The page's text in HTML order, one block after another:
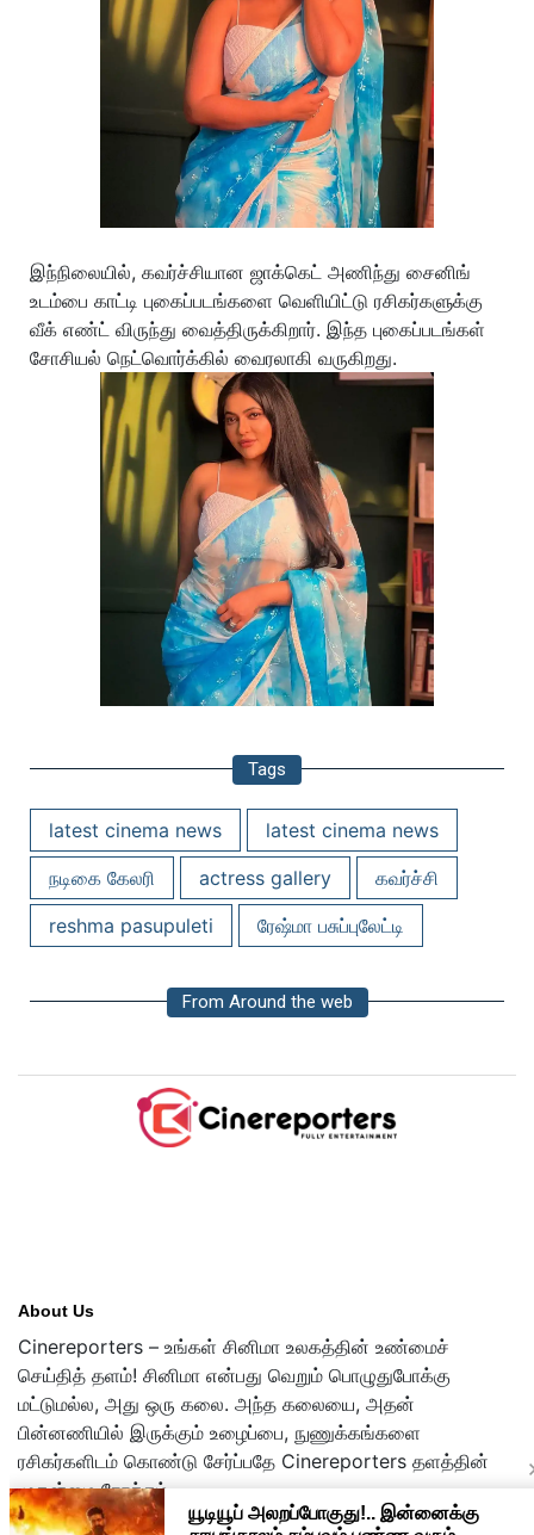
இந்நிலையில், கவர்ச்சியான ஜாக்கெட் அணிந்து சைனிங்
உடம்பை காட்டி புகைப்படங்களை வெளியிட்டு ரசிகர்களுக்கு
வீக் எண்ட் விருந்து வைத்திருக்கிறார். இந்த புகைப்படங்கள்
சோசியல் நெட்வொர்க்கில் வைரலாகி வருகிறது.
Tags
latest cinema news
latest cinema news
நடிகை கேலரி
actress gallery
கவர்ச்சி
reshma pasupuleti
ரேஷ்மா பசுப்புலேட்டி
From Around the web
About Us
Cinereporters – உங்கள் சினிமா உலகத்தின் உண்மைச்
செய்தித் தளம்! சினிமா என்பது வெறும் பொழுதுபோக்கு
மட்டுமல்ல, அது ஒரு கலை. அந்த கலையை, அதன்
பின்னணியில் இருக்கும் உழைப்பை, நுணுக்கங்களை
ரசிகர்களிடம் கொண்டு சேர்ப்பதே Cinereporters தளத்தின்
முதன்மை நோக்கம்.